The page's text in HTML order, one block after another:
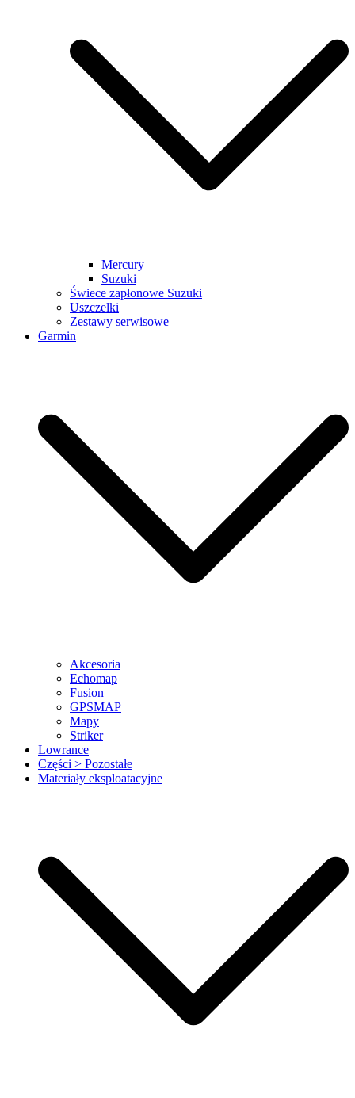
Mercury
Suzuki
Świece zapłonowe Suzuki
Uszczelki
Zestawy serwisowe
Garmin
Akcesoria
Echomap
Fusion
GPSMAP
Mapy
Striker
Lowrance
Części > Pozostałe
Materiały eksploatacyjne